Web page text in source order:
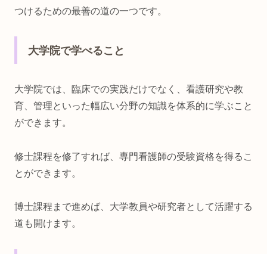
つけるための最善の道の一つです。
大学院で学べること
大学院では、臨床での実践だけでなく、看護研究や教
育、管理といった幅広い分野の知識を体系的に学ぶこと
ができます。
修士課程を修了すれば、専門看護師の受験資格を得るこ
とができます。
博士課程まで進めば、大学教員や研究者として活躍する
道も開けます。